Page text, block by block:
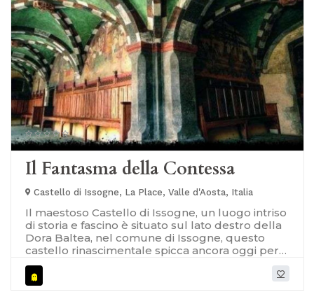
Il Fantasma della Contessa
Castello di Issogne, La Place, Valle d'Aosta, Italia
Il maestoso Castello di Issogne, un luogo intriso
di storia e fascino è situato sul lato destro della
Dora Baltea, nel comune di Issogne, questo
castello rinascimentale spicca ancora oggi per
la sua eleganza dirimpetto al vicino e austero
Castello di Verrès, che si erge dall'altro lato del
fiume. [caption id="attachment_8769"